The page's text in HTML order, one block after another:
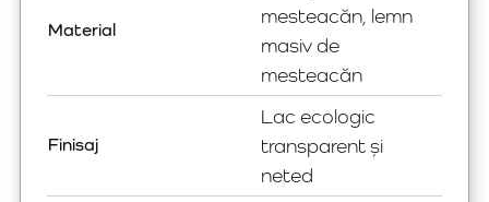
Material
mesteacăn, lemn
masiv de
mesteacăn
Finisaj
Lac ecologic
transparent și
neted